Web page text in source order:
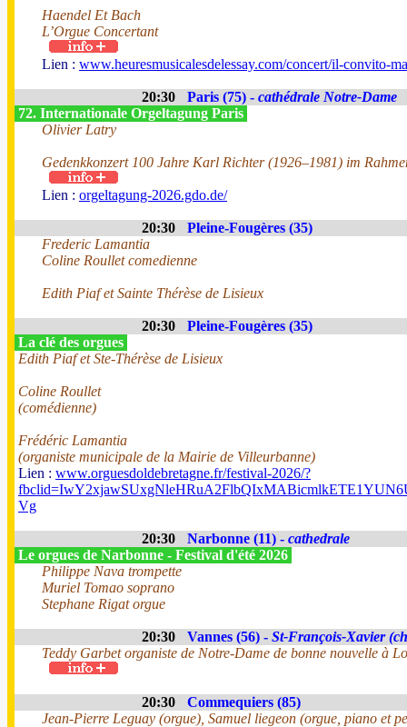
Haendel Et Bach
L’Orgue Concertant
Lien : www.heuresmusicalesdelessay.com/concert/il-convito-
20:30 Paris (75) - cathédrale Notre-Dame
72. Internationale Orgeltagung Paris
Olivier Latry
Gedenkkonzert 100 Jahre Karl Richter (1926–1981) im
Lien : orgeltagung-2026.gdo.de/
20:30
Pleine-Fougères (35)
Frederic Lamantia
Coline Roullet comedienne
Edith Piaf et Sainte Thérèse de Lisieux
20:30
Pleine-Fougères (35)
La clé des orgues
Edith Piaf et Ste-Thérèse de Lisieux
Coline Roullet
(comédienne)
Frédéric Lamantia
(organiste municipale de la Mairie de Villeurbanne)
Lien : www.orguesdoldebretagne.fr/festival-2026/?
Vg
20:30 Narbonne (11) - cathedrale
Le orgues de Narbonne - Festival d'été 2026
Philippe Nava trompette
Muriel Tomao soprano
Stephane Rigat orgue
20:30 Vannes (56) - St-François-Xavier
Teddy Garbet organiste de Notre-Dame de bonne nouvelle à
20:30
Commequiers (85)
Jean-Pierre Leguay (orgue), Samuel liegeon (orgue, piano et